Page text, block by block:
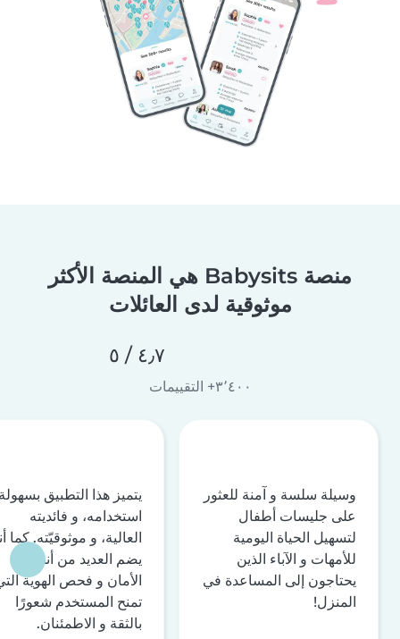
منصة Babysits هي المنصة الأكثر
موثوقية لدى العائلات
٤٫٧ / ٥
٣٬٤٠٠+ التقييمات
وسيلة سلسة و آمنة للعثور
على جليسات أطفال
لتسهيل الحياة اليومية
للأمهات و الآباء الذين
يحتاجون إلى المساعدة في
المنزل!
يتميز هذا التطبيق
استخدامه، و فائديته
العالية، و موثوقيّته. كما
يضم العديد من أنظمة
الأمان و فحص الهوية
تمنح المستخدم شعورًا
بالثقة و الاطمئنان.